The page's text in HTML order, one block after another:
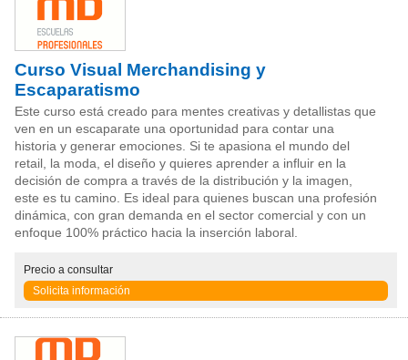
Curso Visual Merchandising y
Escaparatismo
Este curso está creado para mentes creativas y detallistas que
ven en un escaparate una oportunidad para contar una
historia y generar emociones. Si te apasiona el mundo del
retail, la moda, el diseño y quieres aprender a influir en la
decisión de compra a través de la distribución y la imagen,
este es tu camino. Es ideal para quienes buscan una profesión
dinámica, con gran demanda en el sector comercial y con un
enfoque 100% práctico hacia la inserción laboral.
Precio a consultar
Solicita información